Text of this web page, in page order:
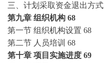
三、计划采取资金退出方式
第九章 组织机构 68
第一节 组织机构设置 68
第二节 人员培训 68
第十章 项目实施进度 69